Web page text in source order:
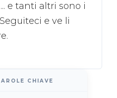
e tanti altri sono i
e ve li
CHIAVE